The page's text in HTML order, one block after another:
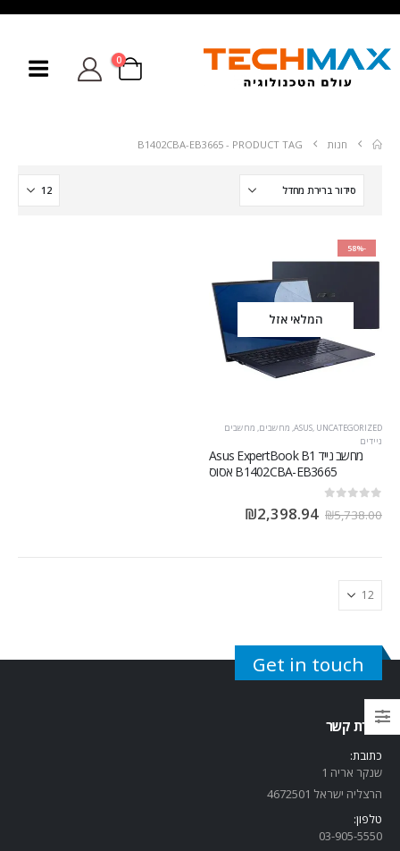
0
חנות PRODUCT TAG -
B1402CBA-EB3665
-58%
המלאי אזל
ASUS, UNCATEGORIZED
, מחשבים, מחשבים
ניידים
מחשב נייד Asus ExpertBook B1
B1402CBA-EB3665 אסוס
₪5,738.00
₪2,398.94
Get in touch
יצירת קשר
כתובת:
שנקר אריה 1
הרצליה ישראל 4672501
טלפון:
03-905-5550